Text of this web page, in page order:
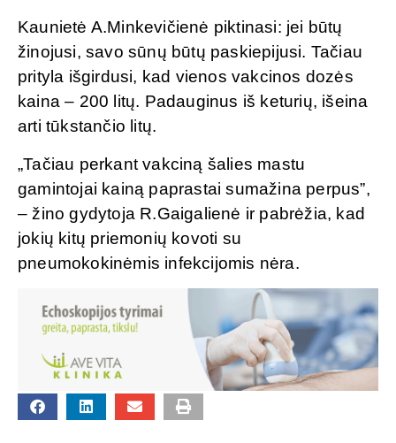
Kaunietė A.Minkevičienė piktinasi: jei būtų
žinojusi, savo sūnų būtų paskiepijusi. Tačiau
prityla išgirdusi, kad vienos vakcinos dozės
kaina – 200 litų. Padauginus iš keturių, išeina
arti tūkstančio litų.
„Tačiau perkant vakciną šalies mastu
gamintojai kainą paprastai sumažina perpus”,
– žino gydytoja R.Gaigalienė ir pabrėžia, kad
jokių kitų priemonių kovoti su
pneumokokinėmis infekcijomis nėra.